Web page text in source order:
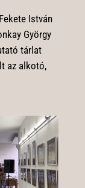
István
György
tárlat
az alkotó,